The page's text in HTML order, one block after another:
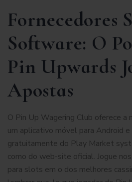
Fornecedores
Software: O
Pin Upwards
Apostas
O Pin Up Wagering Club oferece
um aplicativo móvel para Android
gratuitamente do Play Market
como do web-site oficial. Jogue
para slots em o dos melhores